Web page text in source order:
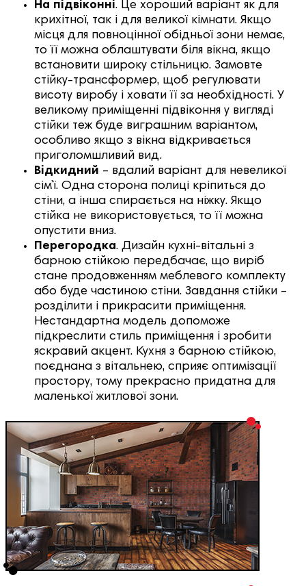
На підвіконні. Це хороший варіант як для
крихітної, так і для великої кімнати. Якщо
місця для повноцінної обідньої зони немає,
то її можна облаштувати біля вікна, якщо
встановити широку стільницю. Замовте
стійку-трансформер, щоб регулювати
висоту виробу і ховати її за необхідності. У
великому приміщенні підвіконня у вигляді
стійки теж буде виграшним варіантом,
особливо якщо з вікна відкривається
приголомшливий вид.
Відкидний – вдалий варіант для невеликої
сім’ї. Одна сторона полиці кріпиться до
стіни, а інша спирається на ніжку. Якщо
стійка не використовується, то її можна
опустити вниз.
Перегородка. Дизайн кухні-вітальні з
барною стійкою передбачає, що виріб
стане продовженням меблевого комплекту
або буде частиною стіни. Завдання стійки –
розділити і прикрасити приміщення.
Нестандартна модель допоможе
підкреслити стиль приміщення і зробити
яскравий акцент. Кухня з барною стійкою,
поєднана з вітальнею, сприяє оптимізації
простору, тому прекрасно придатна для
маленької житлової зони.